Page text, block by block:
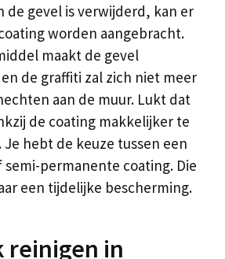
de gevel is verwijderd, kan er
worden aangebracht.
maakt de gevel
de graffiti zal zich niet meer
aan de muur. Lukt dat
de coating makkelijker te
hebt de keuze tussen een
permanente coating. Die
een tijdelijke bescherming.
reinigen in